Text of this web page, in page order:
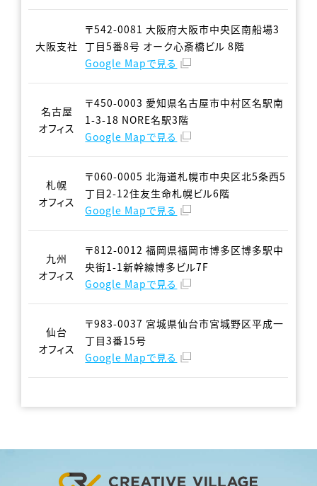
大阪支社
〒542-0081 大阪府大阪市中央区南船場3
丁目5番8号 オーク心斎橋ビル 8階
Google Mapで見る
名古屋
オフィス
〒450-0003 愛知県名古屋市中村区名駅南
1-3-18 NORE名駅3階
Google Mapで見る
札幌
オフィス
〒060-0005 北海道札幌市中央区北5条西5
丁目2-12住友生命札幌ビル6階
Google Mapで見る
九州
オフィス
〒812-0012 福岡県福岡市博多区博多駅中
央街1-1新幹線博多ビル7F
Google Mapで見る
仙台
オフィス
〒983-0037 宮城県仙台市宮城野区平成一
丁目3番15号
Google Mapで見る